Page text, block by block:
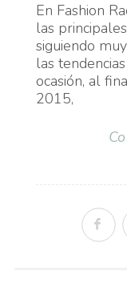
En Fashion
las
siguiendo
las
ocasión, al
2015,